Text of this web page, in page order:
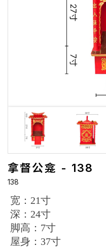
拿督公龛 - 138
138
宽：21寸
深：24寸
脚高：7寸
屋身：37寸